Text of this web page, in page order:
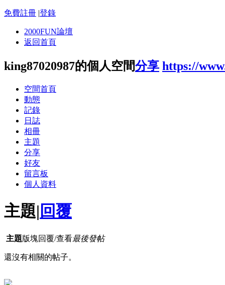
免費註冊 |登錄
2000FUN論壇
返回首頁
king87020987的個人空間分享 https://
空間首頁
動態
記錄
日誌
相冊
主題
分享
好友
留言板
個人資料
主題| 回覆
主題版塊回覆/查看最後發帖
還沒有相關的帖子。